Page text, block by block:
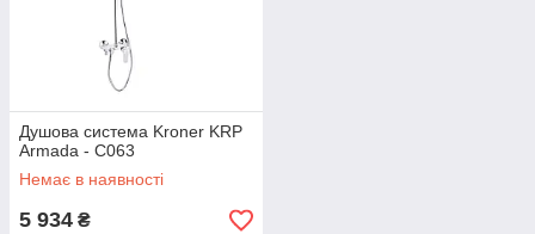
Душова система Kroner KRP
Armada - C063
Немає в наявності
5 934 ₴